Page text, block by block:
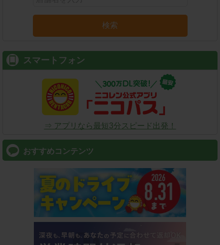
検索
スマートフォン
⇒ アプリなら最短3分スピード出発！
おすすめコンテンツ